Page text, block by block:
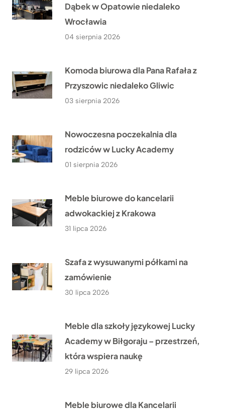
Dąbek w Opatowie niedaleko
Wrocławia
04 sierpnia 2026
Komoda biurowa dla Pana Rafała z
Przyszowic niedaleko Gliwic
03 sierpnia 2026
Nowoczesna poczekalnia dla
rodziców w Lucky Academy
01 sierpnia 2026
Meble biurowe do kancelarii
adwokackiej z Krakowa
31 lipca 2026
Szafa z wysuwanymi półkami na
zamówienie
30 lipca 2026
Meble dla szkoły językowej Lucky
Academy w Biłgoraju – przestrzeń,
która wspiera naukę
29 lipca 2026
Meble biurowe dla Kancelarii